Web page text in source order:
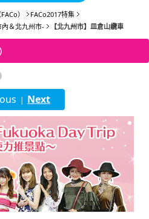
日本語
한국어
体中文
體中文
English
ษาไทย
tiéng Viêt
Indonesia
）
FACo2017特集
＆北九州市- 【北九州市】皿倉山纜車
| Next